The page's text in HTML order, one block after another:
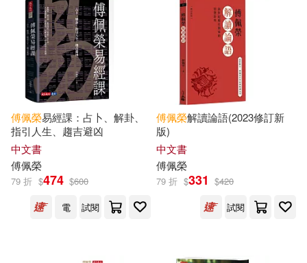
曾漢塘(1)
林洋港‧聖嚴法師‧傅佩榮 等著(1)
林清玄(1)
林清玄，傅佩榮等(1)
楊舒淵(1) 歐宗智(1)
王乾任(1)
國際文化出版公司(3)
線裝書局(3) 譯林出版社(3)
黃山書社(3)
皇冠(2)
陝西師範大學出版社(2)
其他 (可複選)
現在可購買商品(124)
作者/演唱/譯/編/繪(350)
價格
範圍
傅佩榮易經課：占卜、解卦、
指引人生、趨吉避凶
中文書
傅佩榮
79 折 $474 $600
電
試閱
傅佩榮解讀論語(2023修訂新
版)
中文書
傅佩榮
79 折 $331 $420
試閱